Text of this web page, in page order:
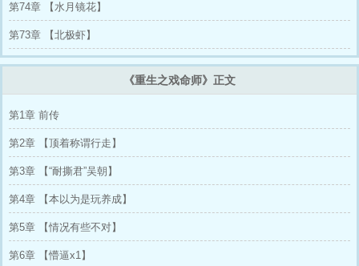
第74章 【水月镜花】
第73章 【北极虾】
《重生之戏命师》正文
第1章 前传
第2章 【顶着称谓行走】
第3章 【“耐撕君”吴朝】
第4章 【本以为是玩养成】
第5章 【情况有些不对】
第6章 【懵逼x1】